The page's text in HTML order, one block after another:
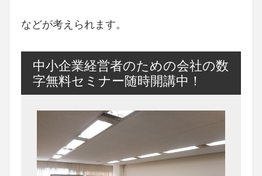
などが考えられます。
中小企業経営者のための会社の数
字無料セミナー随時開講中！